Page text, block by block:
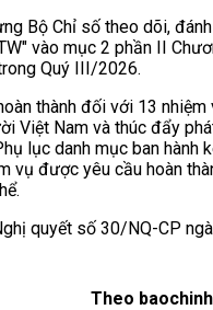
Bộ Chỉ số theo dõi,
vào mục 2 phần II
Quý III/2026.
thành đối với 13 nhiệm
Việt Nam và thúc đẩy
lục danh mục ban hành
vụ được yêu cầu hoàn
quyết số 30/NQ-CP
Theo